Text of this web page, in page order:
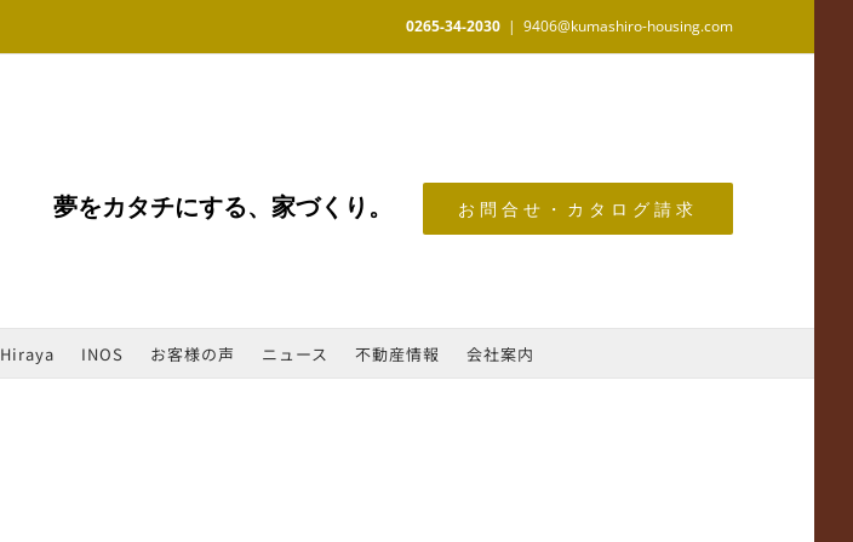
0265-34-2030 | 9406@kumashiro-housing.com
夢をカタチにする、家づくり。 お問合せ・カタログ請求
Hiraya INOS お客様の声 ニュース 不動産情報 会社案内